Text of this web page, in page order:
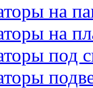
на
на
под